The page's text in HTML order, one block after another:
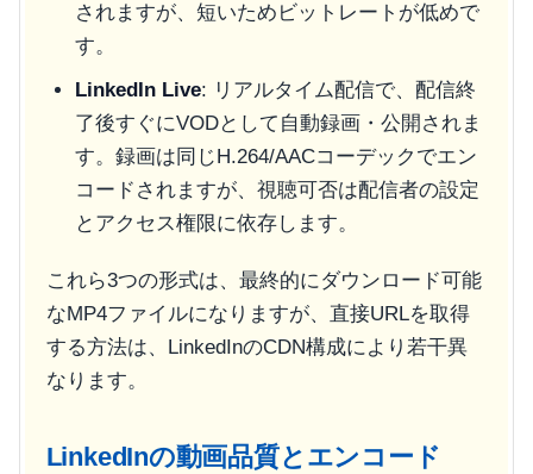
されますが、短いためビットレートが低めで
す。
LinkedIn Live: リアルタイム配信で、配信終
了後すぐにVODとして自動録画・公開されま
す。録画は同じH.264/AACコーデックでエン
コードされますが、視聴可否は配信者の設定
とアクセス権限に依存します。
これら3つの形式は、最終的にダウンロード可能
なMP4ファイルになりますが、直接URLを取得
する方法は、LinkedInのCDN構成により若干異
なります。
LinkedInの動画品質とエンコード